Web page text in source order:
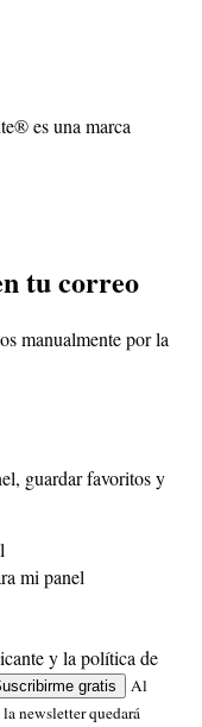
es una marca
tu correo
manualmente por la
guardar favoritos y
mi panel
y la política de
gratis
Al
newsletter quedará